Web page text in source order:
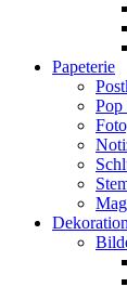
Papeterie
Pop
Dekoration